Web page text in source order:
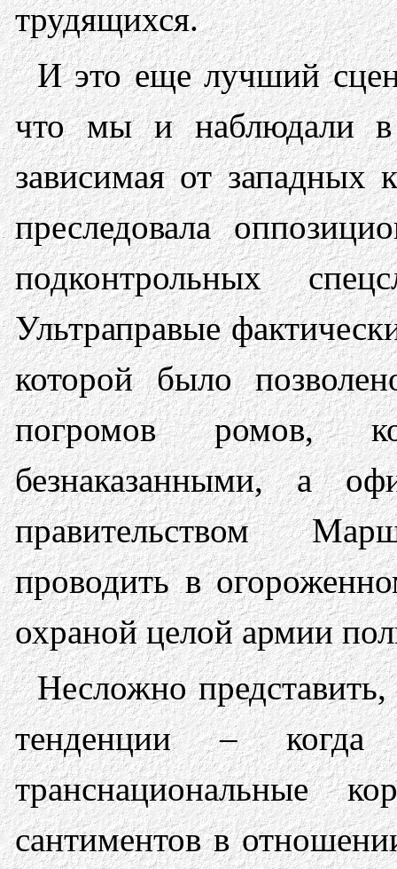
трудящихся.
И это еще лучший
что мы и наблюдали
зависимая от западных
преследовала
подконтрольных
Ультраправые
которой было
погромов ромов,
безнаказанными, а
правительством
проводить в
охраной целой армии
Несложно
тенденции – когда
транснациональные
сантиментов в